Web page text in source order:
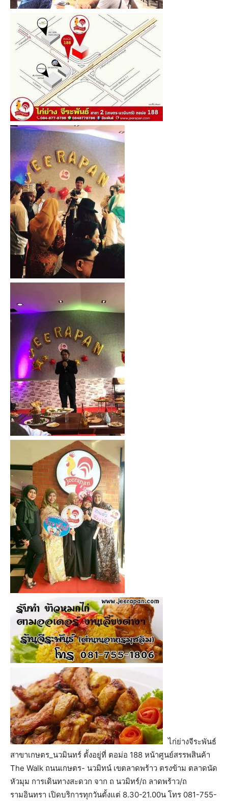
ไก่ย่างจีระพันธ์
สาขาเกษตร_นวมินทร์ ตั้งอยู่ที่ ตอม่อ 188 หน้าศูนย์สรรพสินค้า
The Walk ถนนเกษตร- นวมิทน์ เขตลาดพร้าว ตรงข้าม ตลาดนัด
หัวมุม การเดินทางสะดวก จาก ถ นวมิทร์/ถ ลาดพร้าว/ถ
รามอินทรา เปิดบริการทุกวันตั้งแต่ 8.30-21.00น โทร 081-755-